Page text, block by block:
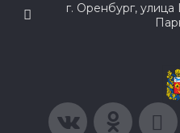
г. Оренбург, улица